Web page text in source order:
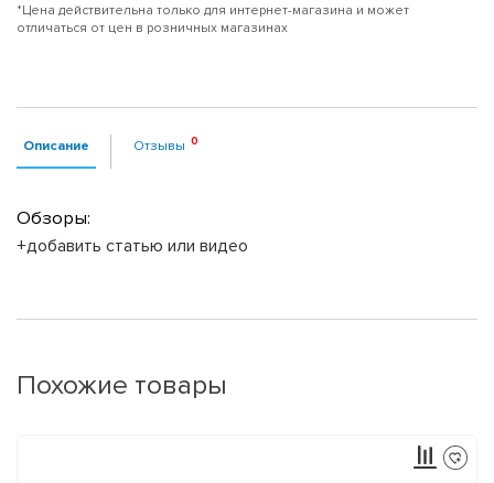
*Цена действительна только для интернет-магазина и может
отличаться от цен в розничных магазинах
Описание Отзывы
Обзоры:
+добавить статью или видео
Похожие товары